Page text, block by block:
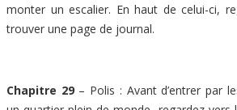
monter un escalier. En haut de celui-ci,
trouver une page de journal.
Chapitre 29– Polis : Avant d’entrer par